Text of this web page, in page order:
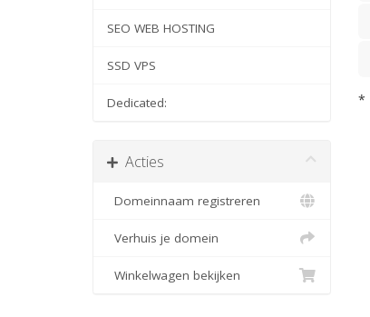
SEO WEB HOSTING
SSD VPS
Dedicated:
Acties
Domeinnaam registreren
Verhuis je domein
Winkelwagen bekijken
*